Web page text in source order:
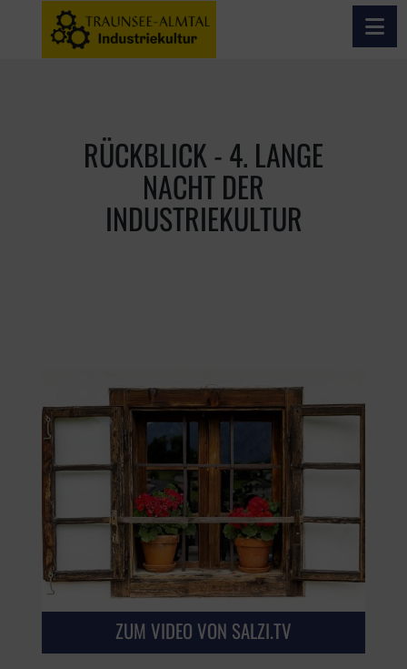
Inhalt [1]
Navigation [2]
RÜCKBLICK - 4. LANGE
NACHT DER
INDUSTRIEKULTUR
ZUM VIDEO VON SALZI.TV